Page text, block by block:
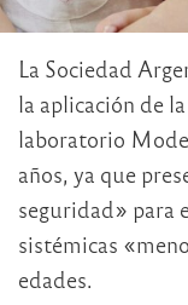
La Sociedad
la aplicación de
laboratorio
años, ya que
seguridad» para
sistémicas
edades.